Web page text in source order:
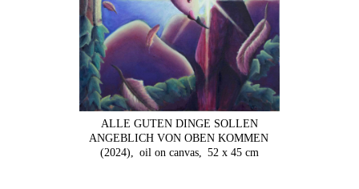
ALLE GUTEN DINGE SOLLEN
ANGEBLICH VON OBEN KOMMEN
(2024),
oil on canvas, 52 x 45 cm